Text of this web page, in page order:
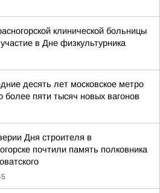
клинической больницы
в Дне физкультурника
десять лет московское метро
более пяти тысяч новых вагонов
Дня строителя в
почтили память полковника